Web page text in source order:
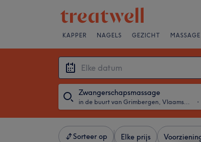
KAPPER NAGELS GEZICHT MASSAGE
Zwangerschapsmassage
in de buurt van Grimbergen, Vlaams-Brabant ・
Sorteer op Elke prijs